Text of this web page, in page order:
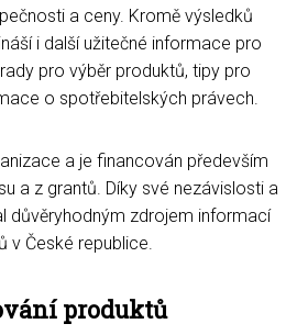
a ceny. Kromě výsledků
i další užitečné informace pro
pro výběr produktů, tipy pro
o spotřebitelských právech.
a je financován především
a z grantů. Díky své nezávislosti a
důvěryhodným zdrojem informací
v České republice.
produktů